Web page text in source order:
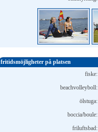
fritidsmöjligheter på platsen
fiske:
beachvolleyboll:
ölstuga:
boccia/boule:
friluftsbad: